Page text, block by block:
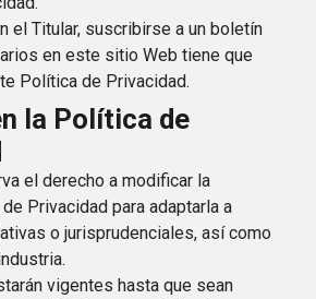
el Titular, suscribirse a un boletín
en este sitio Web tiene que
Política de Privacidad.
la Política de
el derecho a modificar la
Privacidad para adaptarla a
o jurisprudenciales, así como
vigentes hasta que sean